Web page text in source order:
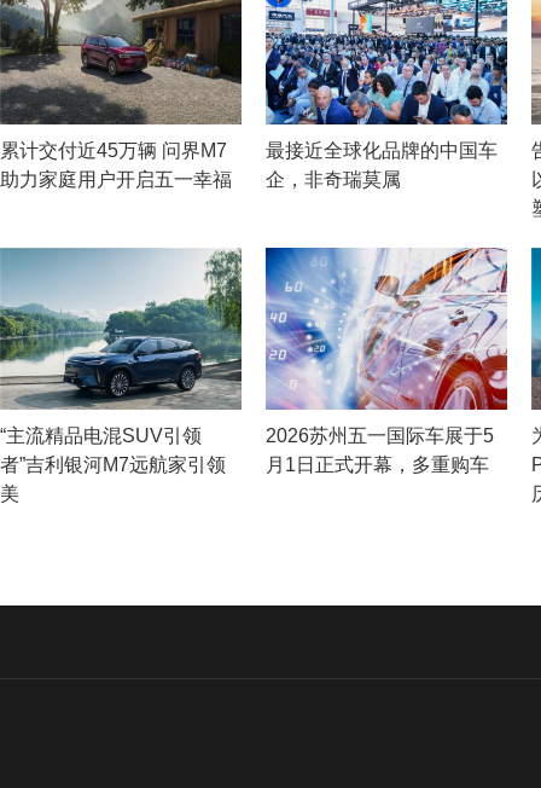
累计交付近45万辆 问界M7
助力家庭用户开启五一幸福
最接近全球化品牌的中国车
企，非奇瑞莫属
“主流精品电混SUV引领
者”吉利银河M7远航家引领
美
2026苏州五一国际车展于5
月1日正式开幕，多重购车